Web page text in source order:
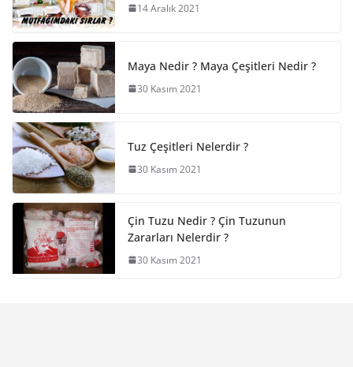
14 Aralık 2021
Maya Nedir ? Maya Çeşitleri Nedir ?
30 Kasım 2021
Tuz Çeşitleri Nelerdir ?
30 Kasım 2021
Çin Tuzu Nedir ? Çin Tuzunun
Zararları Nelerdir ?
30 Kasım 2021